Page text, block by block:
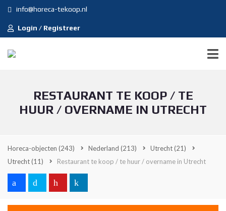
info@horeca-tekoop.nl
Login / Registreer
RESTAURANT TE KOOP / TE
HUUR / OVERNAME IN UTRECHT
Horeca-objecten (243) Nederland (213) Utrecht(21)
Utrecht(11) Restaurant te koop / te huur / overname in Utrecht